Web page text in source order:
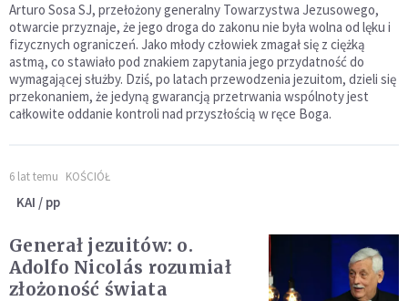
Arturo Sosa SJ, przełożony generalny Towarzystwa Jezusowego,
otwarcie przyznaje, że jego droga do zakonu nie była wolna od lęku i
fizycznych ograniczeń. Jako młody człowiek zmagał się z ciężką
astmą, co stawiało pod znakiem zapytania jego przydatność do
wymagającej służby. Dziś, po latach przewodzenia jezuitom, dzieli się
przekonaniem, że jedyną gwarancją przetrwania wspólnoty jest
całkowite oddanie kontroli nad przyszłością w ręce Boga.
6 lat temu KOŚCIÓŁ
KAI / pp
Generał jezuitów: o.
Adolfo Nicolás rozumiał
złożoność świata